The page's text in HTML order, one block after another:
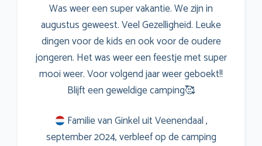
Was weer een super vakantie. We zijn in
augustus geweest. Veel Gezelligheid. Leuke
dingen voor de kids en ook voor de oudere
jongeren. Het was weer een feestje met super
mooi weer. Voor volgend jaar weer geboekt!!
Blijft een geweldige camping🥰
Familie van Ginkel uit Veenendaal ,
september 2024, verbleef op de camping